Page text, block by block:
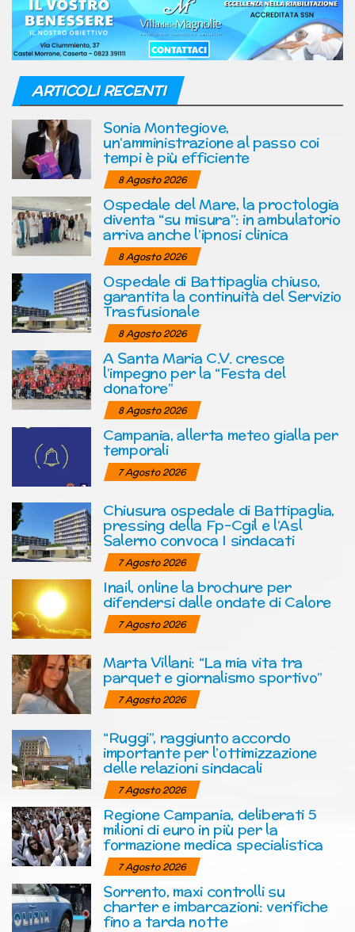
ARTICOLI RECENTI
Sonia Montegiove,
un’amministrazione al passo coi
tempi è più efficiente
8 Agosto 2026
Ospedale del Mare, la proctologia
diventa “su misura”: in ambulatorio
arriva anche l’ipnosi clinica
8 Agosto 2026
Ospedale di Battipaglia chiuso,
garantita la continuità del Servizio
Trasfusionale
8 Agosto 2026
A Santa Maria C.V. cresce
l’impegno per la “Festa del
donatore”
8 Agosto 2026
Campania, allerta meteo gialla per
temporali
7 Agosto 2026
Chiusura ospedale di Battipaglia,
pressing della Fp-Cgil e l’Asl
Salerno convoca I sindacati
7 Agosto 2026
Inail, online la brochure per
difendersi dalle ondate di Calore
7 Agosto 2026
Marta Villani: “La mia vita tra
parquet e giornalismo sportivo”
7 Agosto 2026
“Ruggi”, raggiunto accordo
importante per l’ottimizzazione
delle relazioni sindacali
7 Agosto 2026
Regione Campania, deliberati 5
milioni di euro in più per la
formazione medica specialistica
7 Agosto 2026
Sorrento, maxi controlli su
charter e imbarcazioni: verifiche
fino a tarda notte